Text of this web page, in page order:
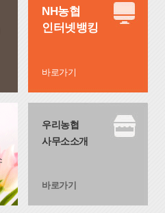
NH농협
인터넷뱅킹
바로가기
우리농협
사무소소개
바로가기